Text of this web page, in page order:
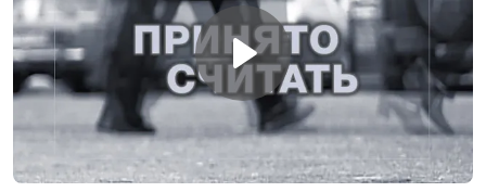
Страшно начать
строить отношения
Мария Мараханова,
Надежда Орлюк,
психолог
#997
Если чувствуешь себя
лишним
Мария Мараханова,
Надежда Орлюк,
психолог
#996